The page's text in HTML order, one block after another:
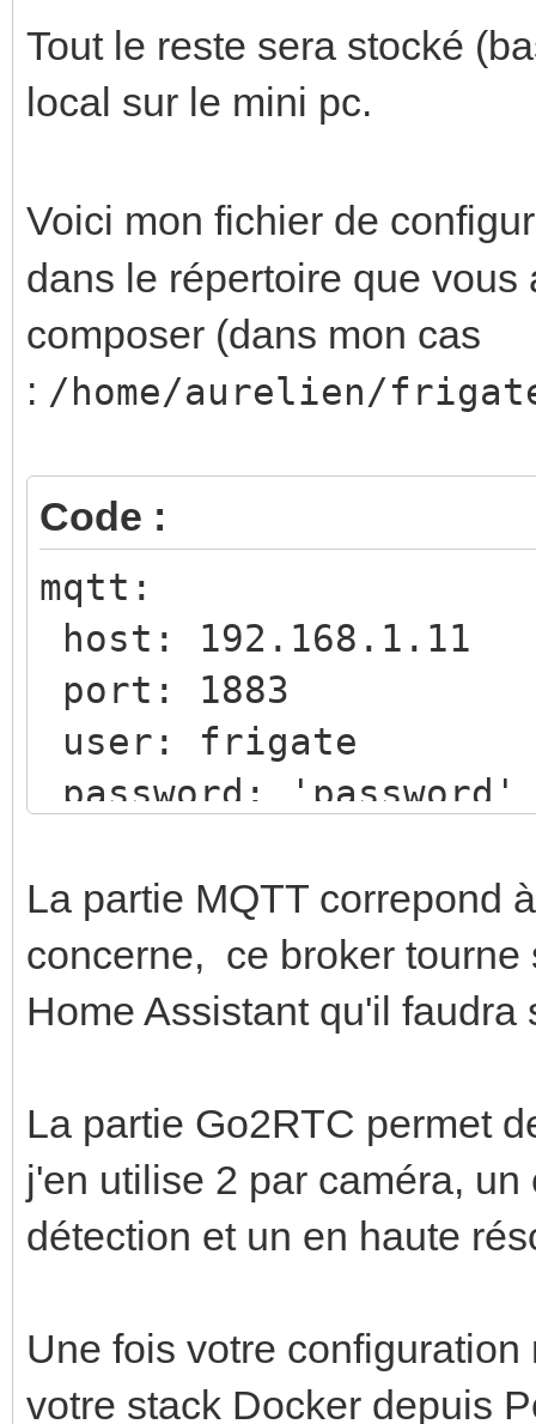
- /home/aurelien/
- video-
- type: tmpfs #
target: /tmp/
tmpfs:
size:
ports:
- "8555:8555/tcp" #
- "8555:8555/udp" #
- "8554:8554"
environment:
volumes:
video-surveillance:
driver_opts:
type: "nfs4"
o:
Tout le reste sera stocké
local sur le mini pc.
Voici mon fichier de
dans le répertoire que
composer (dans mon cas
: /home/aurelien/
Code :
mqtt:
host: 192.168.1.11
port: 1883
user: frigate
password: 'password'
objects:
track:
- person
person:
min_area: 5000
max_area: 100000
min_score: 0.7
birdseye:
La partie MQTT correpond
concerne, ce broker tourne
Home Assistant qu'il
La partie Go2RTC permet
j'en utilise 2 par caméra,
détection et un en haute
Une fois votre
votre stack Docker depuis